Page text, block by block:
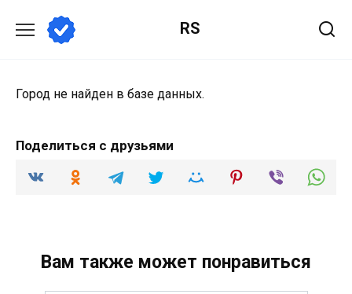
содержанию
RS
Город не найден в базе данных.
Поделиться с друзьями
Вам также может понравиться